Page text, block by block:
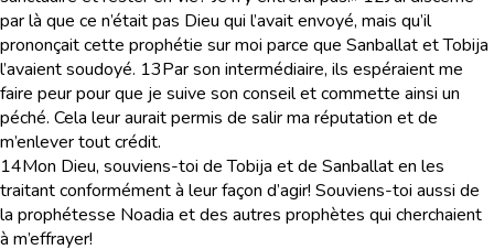
par là que ce n’était pas Dieu qui l’avait envoyé, mais qu’il
prononçait cette prophétie sur moi parce que Sanballat et Tobija
l’avaient soudoyé. 13Par son intermédiaire, ils espéraient me
faire peur pour que je suive son conseil et commette ainsi un
péché. Cela leur aurait permis de salir ma réputation et de
m’enlever tout crédit.
14Mon Dieu, souviens-toi de Tobija et de Sanballat en les
traitant conformément à leur façon d’agir! Souviens-toi aussi de
la prophétesse Noadia et des autres prophètes qui cherchaient
à m’effrayer!